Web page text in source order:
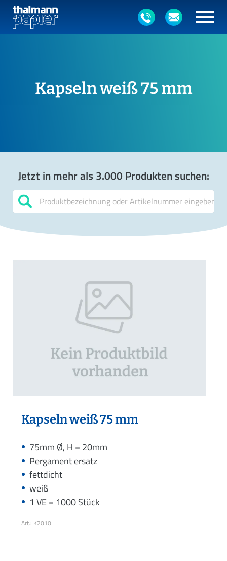
Kapseln weiß 75 mm
Jetzt in mehr als 3.000 Produkten suchen:
Kapseln weiß 75 mm
75mm Ø, H = 20mm
Pergament ersatz
fettdicht
weiß
1 VE = 1000 Stück
Art.: K2010